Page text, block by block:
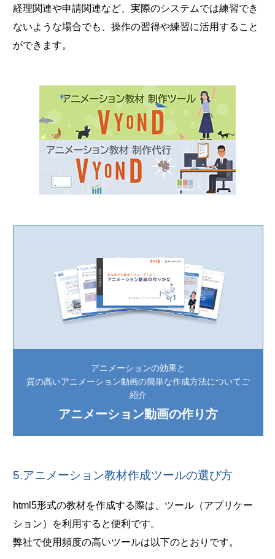
経理関連や申請関連など、実際のシステムでは練習でき
ないような場合でも、操作の習得や練習に活用すること
ができます。
アニメーションの効果と
質の高いアニメーション動画の簡単な作成方法についてご
紹介
アニメーション動画の作り方
5.アニメーション教材作成ツールの選び方
html5形式の教材を作成する際は、ツール（アプリケー
ション）を利用すると便利です。
弊社で使用頻度の高いツールは以下のとおりです。